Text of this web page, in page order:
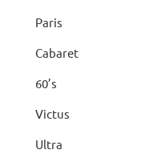
Paris
Cabaret
60’s
Victus
Ultra